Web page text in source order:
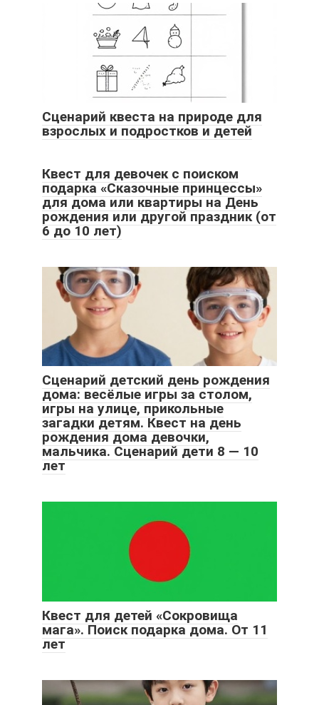
Сценарий квеста на природе для
взрослых и подростков и детей
Квест для девочек с поиском
подарка «Сказочные принцессы»
для дома или квартиры на День
рождения или другой праздник (от
6 до 10 лет)
Сценарий детский день рождения
дома: весёлые игры за столом,
игры на улице, прикольные
загадки детям. Квест на день
рождения дома девочки,
мальчика. Сценарий дети 8 — 10
лет
Квест для детей «Сокровища
мага». Поиск подарка дома. От 11
лет